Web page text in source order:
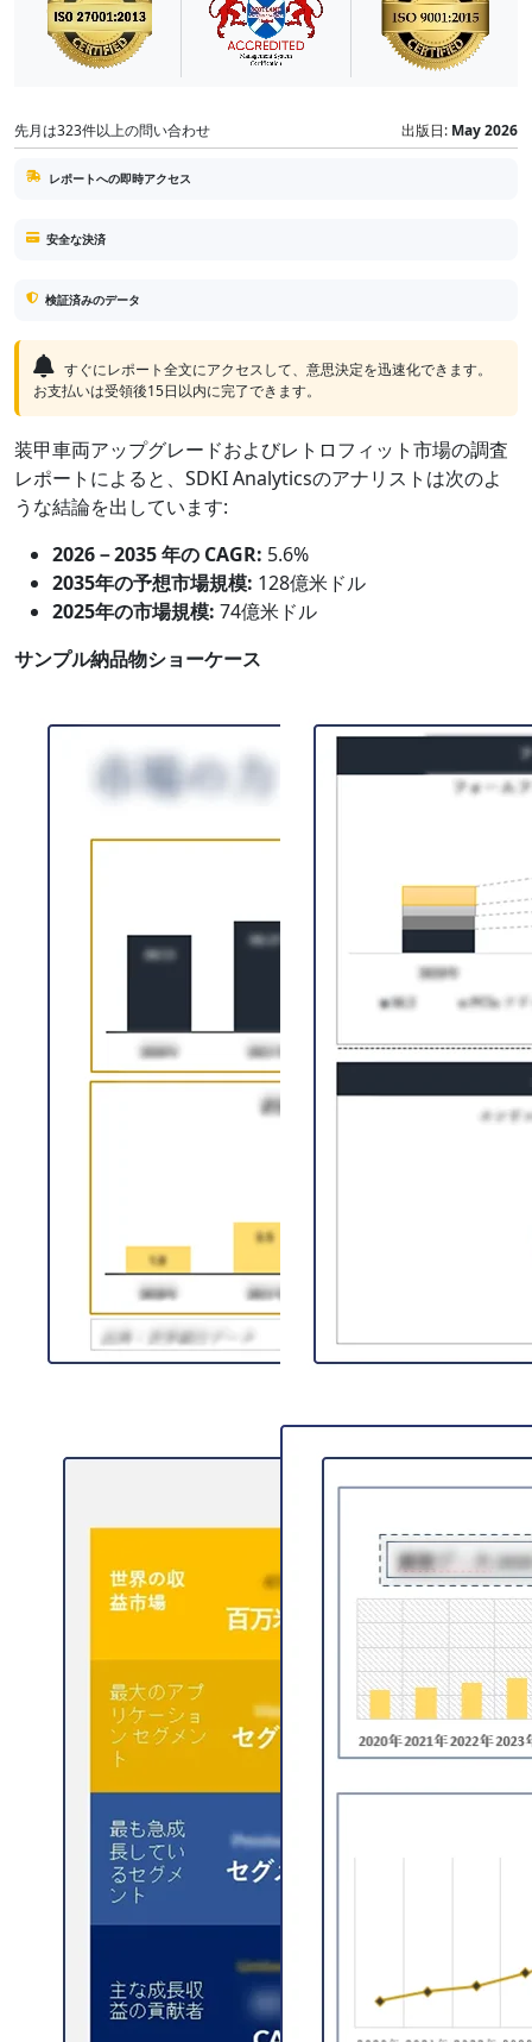
先月は323件以上の問い合わせ 出版日: May 2026
レポートへの即時アクセス
安全な決済
検証済みのデータ
すぐにレポート全文にアクセスして、意思決定を迅速化できます。
お支払いは受領後15日以内に完了できます。
装甲車両アップグレードおよびレトロフィット市場の調査
レポートによると、SDKI Analyticsのアナリストは次のよ
うな結論を出しています:
2026－2035 年の CAGR: 5.6%
2035年の予想市場規模: 128億米ドル
2025年の市場規模: 74億米ドル
サンプル納品物ショーケース